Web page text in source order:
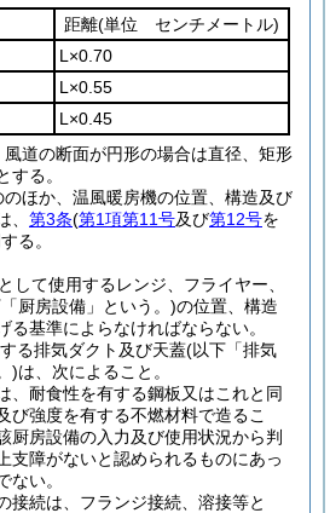
距離(単位 センチメートル)
L×0.70
L×0.55
L×0.45
道の断面が円形の場合は直径、矩形
する。
のほか、温風暖房機の位置、構造及び
、 第3条(第1項第11号及び第12号を
る。
して使用するレンジ、フライヤー、
厨房設備」という。)の位置、構造
る基準によらなければならない。
る排気ダクト及び天蓋(以下「排気
)は、次によること。
、耐食性を有する鋼板又はこれと同
び強度を有する不燃材料で造るこ
厨房設備の入力及び使用状況から判
支障がないと認められるものにあっ
ない。
接続は、フランジ接続、溶接等と